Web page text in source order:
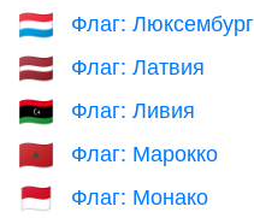
🇱🇺 Флаг: Люксембург
🇱🇻 Флаг: Латвия
🇱🇾 Флаг: Ливия
🇲🇦 Флаг: Марокко
🇲🇨 Флаг: Монако